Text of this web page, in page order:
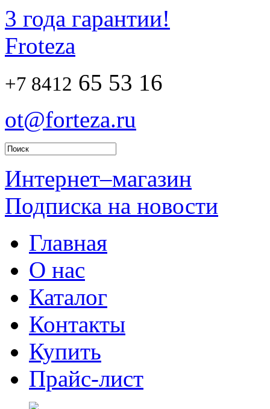
3 года гарантии!
Froteza
+7 8412 65 53 16
ot@forteza.ru
Интернет–магазин
Подписка на новости
Главная
О нас
Каталог
Контакты
Купить
Прайс-лист